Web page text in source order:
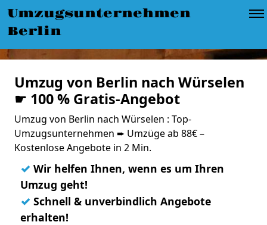
Umzugsunternehmen
Berlin
Umzug von Berlin nach Würselen
☛ 100 % Gratis-Angebot
Umzug von Berlin nach Würselen : Top-
Umzugsunternehmen ➨ Umzüge ab 88€ –
Kostenlose Angebote in 2 Min.
✓ Wir helfen Ihnen, wenn es um Ihren
Umzug geht!
✓ Schnell & unverbindlich Angebote
erhalten!